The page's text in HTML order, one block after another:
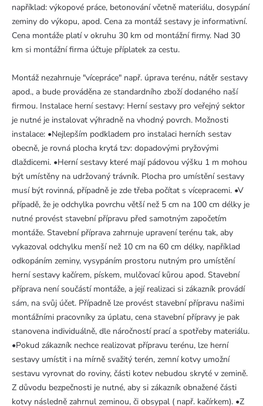
například: výkopové práce, betonování včetně materiálu, dosypání
zeminy do výkopu, apod. Cena za montáž sestavy je informativní.
Cena montáže platí v okruhu 30 km od montážní firmy. Nad 30
km si montážní firma účtuje příplatek za cestu.
Montáž nezahrnuje "vícepráce" např. úprava terénu, nátěr sestavy
apod., a bude prováděna ze standardního zboží dodaného naší
firmou. Instalace herní sestavy: Herní sestavy pro veřejný sektor
je nutné je instalovat výhradně na vhodný povrch. Možnosti
instalace: •Nejlepším podkladem pro instalaci herních sestav
obecně, je rovná plocha krytá tzv: dopadovými pryžovými
dlaždicemi. •Herní sestavy které mají pádovou výšku 1 m mohou
být umístěny na udržovaný trávník. Plocha pro umístění sestavy
musí být rovinná, případně je zde třeba počítat s vícepracemi. •V
případě, že je odchylka povrchu větší než 5 cm na 100 cm délky je
nutné provést stavební přípravu před samotným započetím
montáže. Stavební příprava zahrnuje upravení terénu tak, aby
vykazoval odchylku menší než 10 cm na 60 cm délky, například
odkopáním zeminy, vysypáním prostoru nutným pro umístění
herní sestavy kačírem, pískem, mulčovací kůrou apod. Stavební
příprava není součástí montáže, a její realizaci si zákazník provádí
sám, na svůj účet. Případně lze provést stavební přípravu našimi
montážními pracovníky za úplatu, cena stavební přípravy je pak
stanovena individuálně, dle náročností prací a spotřeby materiálu.
•Pokud zákazník nechce realizovat přípravu terénu, lze herní
sestavy umístit i na mírně svažitý terén, zemní kotvy umožní
sestavu vyrovnat do roviny, části kotev nebudou skryté v zemině.
Z důvodu bezpečnosti je nutné, aby si zákazník obnažené části
kotvy následně zahrnul zeminou, či obsypal ( např. kačírkem). •Z